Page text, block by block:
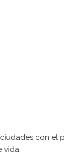
con el
vida.